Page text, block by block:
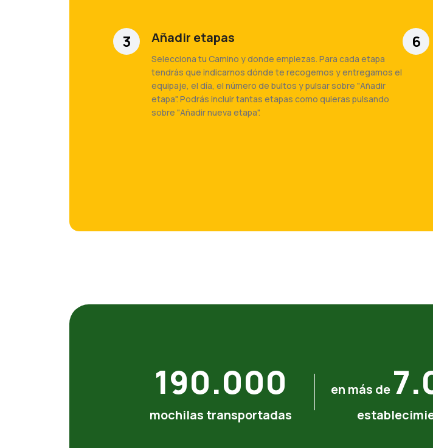
3 Añadir etapas
Selecciona tu Camino y donde empiezas. Para cada etapa
tendrás que indicarnos dónde te recogemos y entregamos el
equipaje, el día, el número de bultos y pulsar sobre "Añadir
etapa". Podrás incluir tantas etapas como quieras pulsando
sobre "Añadir nueva etapa".
6
190.000
mochilas transportadas
en más de